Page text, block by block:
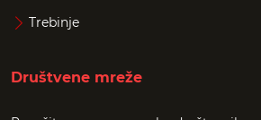
Trebinje
Društvene mreže